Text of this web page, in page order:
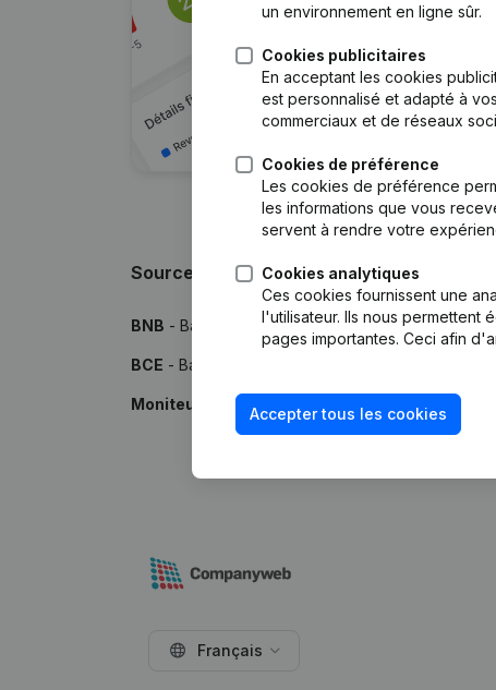
Sources
BNB - Banque Nationale de Belgique
BCE - Banque-Carrefour des Entreprises
Moniteur - Publications par le Moniteur Belge
un environnement en ligne sûr.
Cookies publicitaires
En acceptant les cookies
est personnalisé et adapté à
commerciaux et de réseaux
Cookies de préférence
Les cookies de préférence
les informations que vous
servent à rendre votre
Cookies analytiques
Ces cookies fournissent une
l'utilisateur. Ils nous permettent
pages importantes. Ceci afin
Accepter tous les cookies
Français